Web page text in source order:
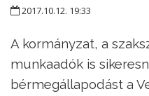
2017.10.12. 19:33
A kormányzat, a
munkaadók is
bérmegállapodást a